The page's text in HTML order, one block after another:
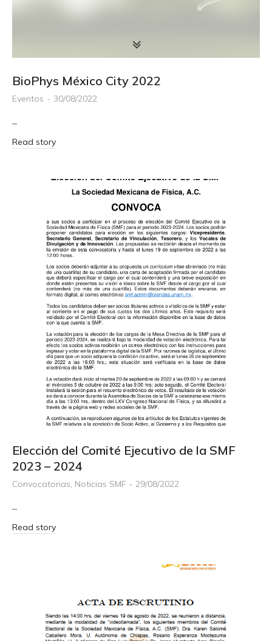
BioPhys México City 2022
Eventos 30/08/2022
–
Read story
Elección del Comité Ejecutivo de la SMF
2023 – 2024
Convocatorias, Noticias SMF 29/08/2022
–
Read story